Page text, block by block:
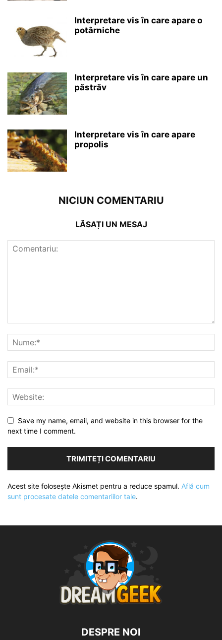
Interpretare vis în care apare o
potârniche
Interpretare vis în care apare un
păstrăv
Interpretare vis în care apare
propolis
NICIUN COMENTARIU
LĂSAȚI UN MESAJ
Save my name, email, and website in this browser for the
next time I comment.
Acest site folosește Akismet pentru a reduce spamul. Află cum
sunt procesate datele comentariilor tale.
DESPRE NOI